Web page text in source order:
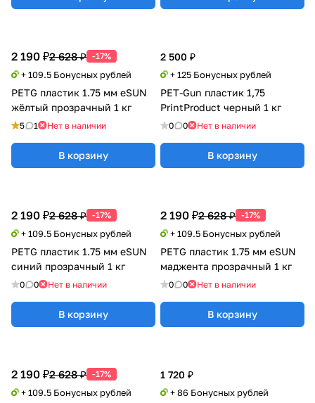
2 190 ₽2 628 ₽ -17%
+ 109.5 Бонусных рублей
PETG пластик 1.75 мм eSUN
жёлтый прозрачный 1 кг
5 1 Нет в наличии
В корзину
2 500 ₽
+ 125 Бонусных рублей
PET-Gun пластик 1,75
PrintProduct черный 1 кг
0 0 Нет в наличии
В корзину
2 190 ₽2 628 ₽ -17%
+ 109.5 Бонусных рублей
PETG пластик 1.75 мм eSUN
синий прозрачный 1 кг
0 0 Нет в наличии
В корзину
2 190 ₽2 628 ₽ -17%
+ 109.5 Бонусных рублей
PETG пластик 1.75 мм eSUN
маджента прозрачный 1 кг
0 0 Нет в наличии
В корзину
2 190 ₽2 628 ₽ -17%
+ 109.5 Бонусных рублей
1 720 ₽
+ 86 Бонусных рублей